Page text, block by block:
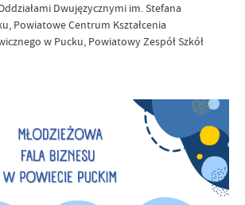
Dwujęzycznymi im. Stefana
Powiatowe Centrum Kształcenia
w Pucku, Powiatowy Zespół Szkół